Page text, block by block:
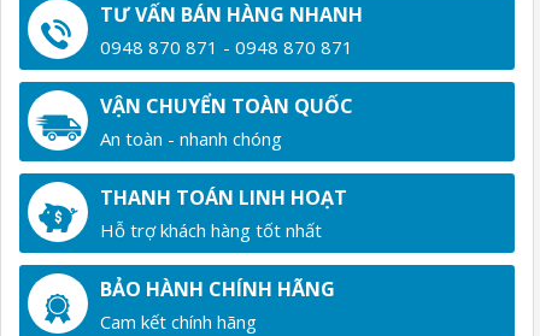
TƯ VẤN BÁN HÀNG NHANH
0948 870 871 - 0948 870 871
VẬN CHUYỂN TOÀN QUỐC
An toàn - nhanh chóng
THANH TOÁN LINH HOẠT
Hỗ trợ khách hàng tốt nhất
BẢO HÀNH CHÍNH HÃNG
Cam kết chính hãng